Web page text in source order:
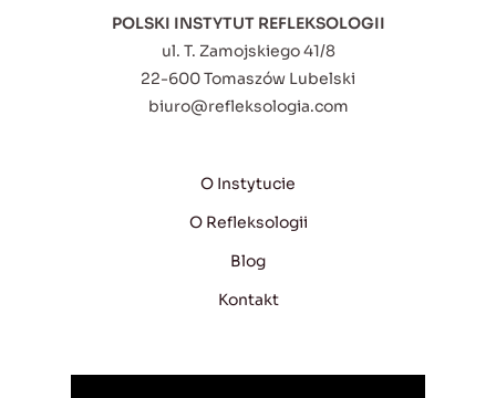
POLSKI INSTYTUT REFLEKSOLOGII
ul. T. Zamojskiego 41/8
22-600 Tomaszów Lubelski
biuro@refleksologia.com
O Instytucie
O Refleksologii
Blog
Kontakt